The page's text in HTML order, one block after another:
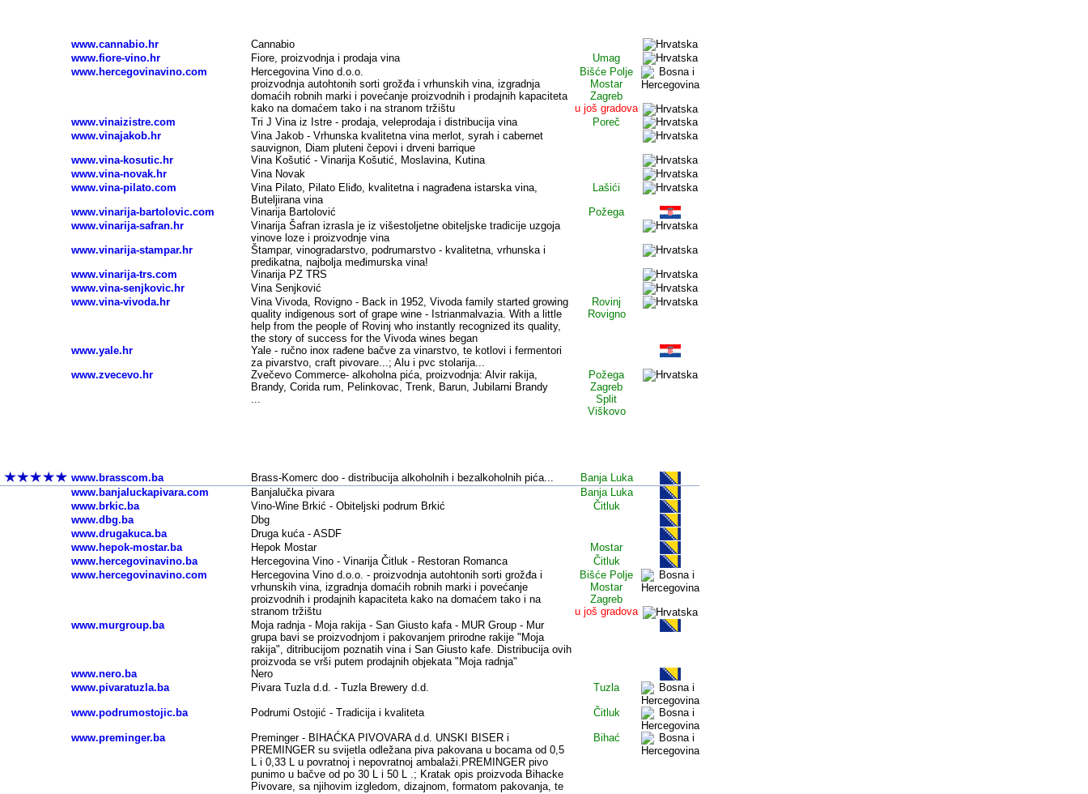
www.cannabio.hr
Cannabio
www.fiore-vino.hr
Fiore, proizvodnja i prodaja vina
Umag
www.hercegovinavino.com
Hercegovina Vino d.o.o.
proizvodnja autohtonih sorti grožđa i vrhunskih vina, izgradnja
domaćih robnih marki i povećanje proizvodnih i prodajnih kapaciteta
kako na domaćem tako i na stranom tržištu
Bišće Polje
Mostar
Zagreb
u još gradova
www.vinaizistre.com
Tri J Vina iz Istre - prodaja, veleprodaja i distribucija vina
Poreč
www.vinajakob.hr
Vina Jakob - Vrhunska kvalitetna vina merlot, syrah i cabernet
sauvignon, Diam pluteni čepovi i drveni barrique
www.vina-kosutic.hr
Vina Košutić - Vinarija Košutić, Moslavina, Kutina
www.vina-novak.hr
Vina Novak
www.vina-pilato.com
Vina Pilato, Pilato Eliđo, kvalitetna i nagrađena istarska vina,
Buteljirana vina
Lašići
www.vinarija-bartolovic.com
Vinarija Bartolović
Požega
www.vinarija-safran.hr
Vinarija Šafran izrasla je iz višestoljetne obiteljske tradicije uzgoja
vinove loze i proizvodnje vina
www.vinarija-stampar.hr
Štampar, vinogradarstvo, podrumarstvo - kvalitetna, vrhunska i
predikatna, najbolja međimurska vina!
www.vinarija-trs.com
Vinarija PZ TRS
www.vina-senjkovic.hr
Vina Senjković
www.vina-vivoda.hr
Vina Vivoda, Rovigno - Back in 1952, Vivoda family started growing
quality indigenous sort of grape wine - Istrianmalvazia. With a little
help from the people of Rovinj who instantly recognized its quality,
the story of success for the Vivoda wines began
Rovinj
Rovigno
www.yale.hr
Yale - ručno inox rađene bačve za vinarstvo, te kotlovi i fermentori
za pivarstvo, craft pivovare...; Alu i pvc stolarija...
www.zvecevo.hr
Zvečevo Commerce- alkoholna pića, proizvodnja: Alvir rakija,
Brandy, Corida rum, Pelinkovac, Trenk, Barun, Jubilarni Brandy
...
Požega
Zagreb
Split
Viškovo
www.brasscom.ba Brass-Komerc doo - distribucija alkoholnih i bezalkoholnih pića...
Banja Luka
www.banjaluckapivara.com
Banjalučka pivara
Banja Luka
www.brkic.ba
Vino-Wine Brkić - Obiteljski podrum Brkić
Čitluk
www.dbg.ba
Dbg
www.drugakuca.ba
Druga kuća - ASDF
www.hepok-mostar.ba
Hepok Mostar
Mostar
www.hercegovinavino.ba
Hercegovina Vino - Vinarija Čitluk - Restoran Romanca
Čitluk
www.hercegovinavino.com
Hercegovina Vino d.o.o. - proizvodnja autohtonih sorti grožđa i
vrhunskih vina, izgradnja domaćih robnih marki i povećanje
proizvodnih i prodajnih kapaciteta kako na domaćem tako i na
stranom tržištu
Bišće Polje
Mostar
Zagreb
u još gradova
www.murgroup.ba
Moja radnja - Moja rakija - San Giusto kafa - MUR Group - Mur
grupa bavi se proizvodnjom i pakovanjem prirodne rakije "Moja
rakija", ditribucijom poznatih vina i San Giusto kafe. Distribucija ovih
proizvoda se vrši putem prodajnih objekata "Moja radnja"
www.nero.ba
Nero
www.pivaratuzla.ba
Pivara Tuzla d.d. - Tuzla Brewery d.d. Tuzla
www.podrumostojic.ba Podrumi Ostojić - Tradicija i kvaliteta Čitluk
www.preminger.ba
Preminger - BIHAĆKA PIVOVARA d.d. UNSKI BISER i
PREMINGER su svijetla odležana piva pakovana u bocama od 0,5
L i 0,33 L u povratnoj i nepovratnoj ambalaži.PREMINGER pivo
punimo u bačve od po 30 L i 50 L .; Kratak opis proizvoda Bihacke
Pivovare, sa njihovim izgledom, dizajnom, formatom pakovanja, te
Bihać